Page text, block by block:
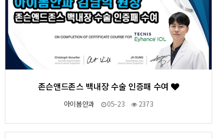
존슨앤드존스 백내장 수술 인증패 수여
아이봄안과 05-23 2373
6
작성자
작성일
조회